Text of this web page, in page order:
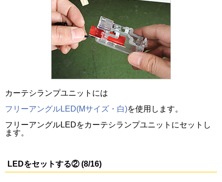
カーテシランプユニットには
フリーアングルLED(Mサイズ・白)を使用します。
フリーアングルLEDをカーテシランプユニットにセットし
ます。
LEDをセットする② (8/16)